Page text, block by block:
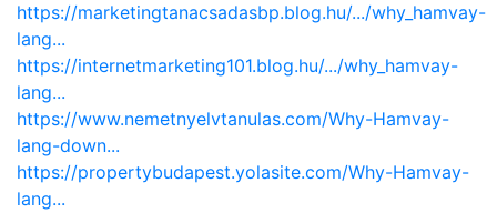
https://marketingtanacsadasbp.blog.hu/.../why_hamvay-
lang...
https://internetmarketing101.blog.hu/.../why_hamvay-
lang...
https://www.nemetnyelvtanulas.com/Why-Hamvay-
lang-down...
https://propertybudapest.yolasite.com/Why-Hamvay-
lang...